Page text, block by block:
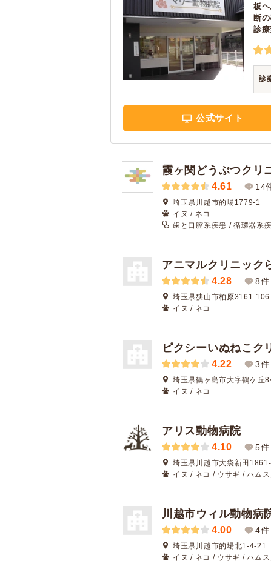
板
断
診療
診
公式サイト
霞ヶ関どうぶつクリ
4.61 14
埼玉県川越市的場1779-1
イヌ / ネコ
歯と口腔系疾患 / 循環器系
アニマルクリニック
4.28 8件
埼玉県狭山市柏原3161-106
イヌ / ネコ
ピクシーいぬねこク
4.22 3件
埼玉県鶴ヶ島市大字鶴ケ丘
イヌ / ネコ
アリス動物病院
4.10 5件
埼玉県川越市大袋新田
イヌ / ネコ / ウサギ / ハム
川越市ウィル動物病
4.00 4件
埼玉県川越市的場北1-4-21
イヌ / ネコ / ウサギ / ハム